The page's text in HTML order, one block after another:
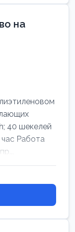
на
40 шекелей
Работа